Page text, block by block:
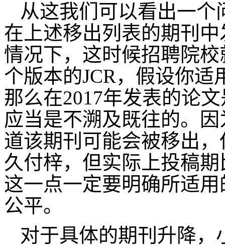
从这我们可以看出一个
在上述移出列表的期刊
情况下，这时候招聘院
个版本的JCR，假设你适
那么在2017年发表的论
应当是不溯及既往的。
道该期刊可能会被移出
久付梓，但实际上投稿
这一点一定要明确所适
公平。
对于具体的期刊升降